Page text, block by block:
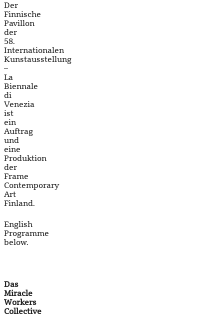
Der
Finnische
Pavillon
der
58.
Internationalen
Kunstausstellung
–
La
Biennale
di
Venezia
ist
ein
Auftrag
und
eine
Produktion
der
Frame
Contemporary
Art
Finland.
English
Programme
below.
Das
Miracle
Workers
Collective